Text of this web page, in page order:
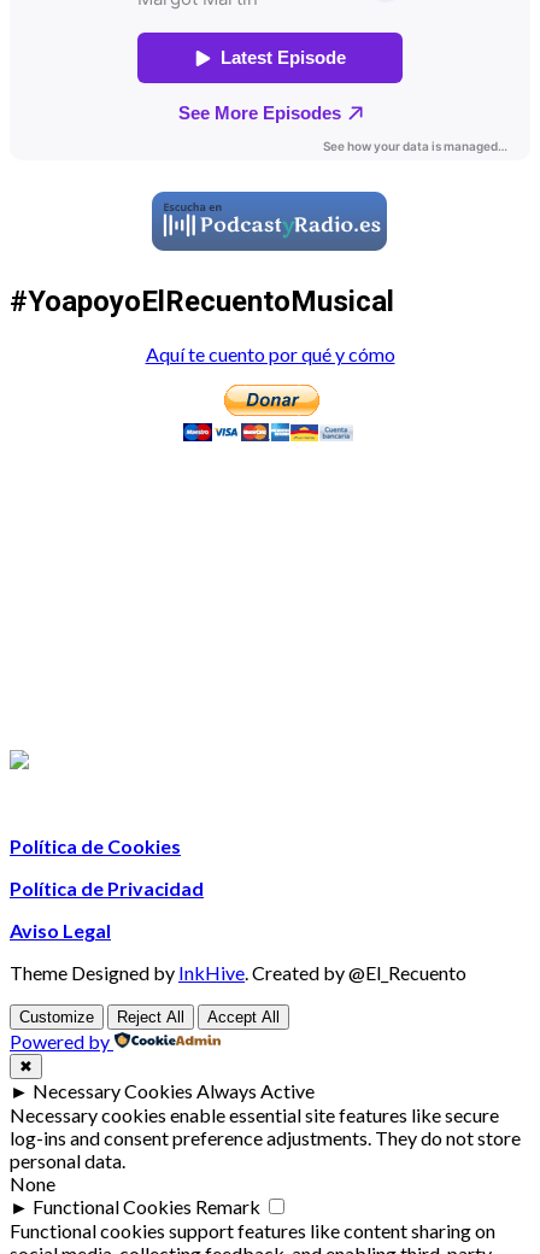
#YoapoyoElRecuentoMusical
Aquí te cuento por qué y cómo
Política de Cookies
Política de Privacidad
Aviso Legal
Theme Designed by InkHive.Created by @El_Recuento
Customize Reject All Accept All
Powered by
✖
► Necessary Cookies Always Active
Necessary cookies enable essential site features like secure
log-ins and consent preference adjustments. They do not store
personal data.
None
► Functional Cookies Remark
Functional cookies support features like content sharing on